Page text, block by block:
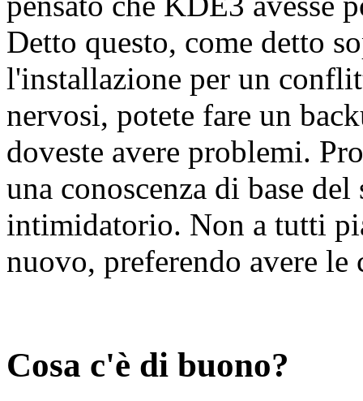
Detto questo, come detto
l'installazione per un
nervosi, potete fare un
doveste avere problemi.
una conoscenza di base
intimidatorio. Non a tutti
nuovo, preferendo avere le
Cosa c'è di buono?